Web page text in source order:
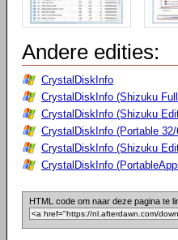
Andere edities:
CrystalDiskInfo
CrystalDiskInfo (Shizuku
CrystalDiskInfo (Shizuku
CrystalDiskInfo (Portable 32/
CrystalDiskInfo (Shizuku
CrystalDiskInfo
HTML code om naar deze pagina te